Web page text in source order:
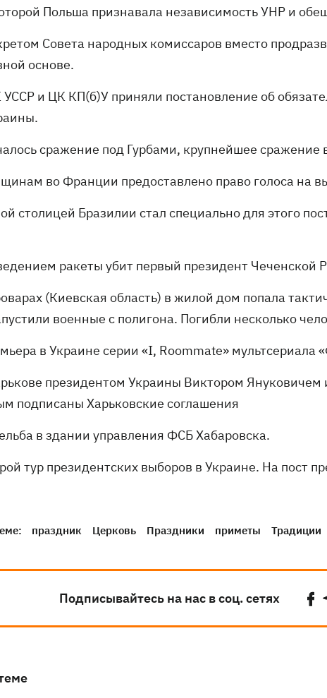
Польша признавала независимость УНР и
Совета народных комиссаров вместо
основе.
и ЦК КП(б)У приняли постановление об
сражение под Гурбами, крупнейшее
во Франции предоставлено право голоса на
столицей Бразилии стал специально для этого
ракеты убит первый президент Чеченской
(Киевская область) в жилой дом попала
военные с полигона. Погибли несколько
в Украине серии «I, Roommate» мультсериала
президентом Украины Виктором
подписаны Харьковские соглашения
в здании управления ФСБ Хабаровска.
тур президентских выборов в Украине. На пост
праздник Церковь Праздники приметы Традиции
Подписывайтесь на нас в соц. сетях